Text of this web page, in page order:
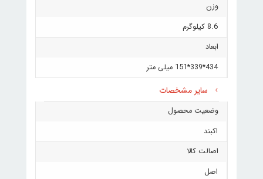
وزن
8.6 کیلوگرم
ابعاد
434*339*151 میلی متر
سایر مشخصات
وضعیت محصول
اکبند
اصالت کالا
اصل